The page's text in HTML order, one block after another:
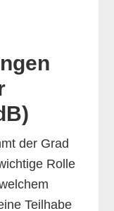
der Grad
Rolle
Teilhabe